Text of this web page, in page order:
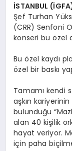
İSTANBUL
Şef Turhan
(CRR) Senfoni
konseri bu özel
Bu özel kaydı
özel bir baskı
Tamamı kendi
aşkın
bulunduğu
alan 40 kişilik
hayat veriyor.
için paha